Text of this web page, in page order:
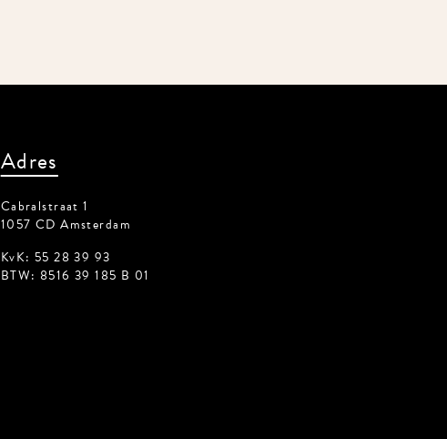
Adres
Cabralstraat 1
1057 CD Amsterdam
KvK: 55 28 39 93
BTW: 8516 39 185 B 01